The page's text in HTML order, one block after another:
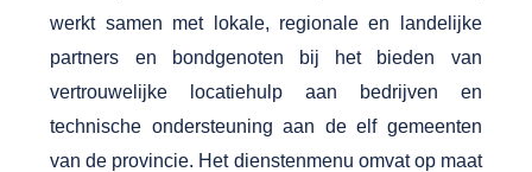
werkt samen met lokale, regionale en landelijke
partners en bondgenoten bij het bieden van
vertrouwelijke locatiehulp aan bedrijven en
technische ondersteuning aan de elf gemeenten
van de provincie. Het dienstenmenu omvat op maat